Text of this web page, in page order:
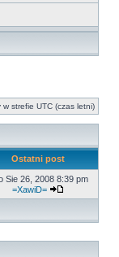
w strefie UTC (czas letni)
Ostatni post
Sie 26, 2008 8:39 pm
=XawiD=